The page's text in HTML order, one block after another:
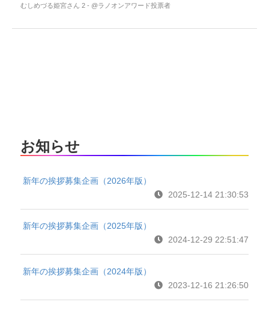
むしめづる姫宮さん 2 - @ラノオンアワード投票者
お知らせ
新年の挨拶募集企画（2026年版）
2025-12-14 21:30:53
新年の挨拶募集企画（2025年版）
2024-12-29 22:51:47
新年の挨拶募集企画（2024年版）
2023-12-16 21:26:50